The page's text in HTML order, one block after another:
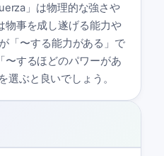
」は物理的な強さや
物事を成し遂げる能力や
「〜する能力がある」で
〜するほどのパワーがあ
選ぶと良いでしょう。